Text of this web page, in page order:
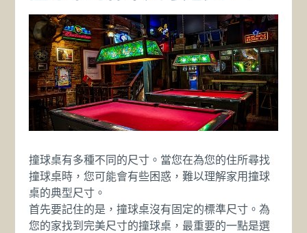
規
則
知
識
撞球桌有多種不同的尺寸。當您在為您的住所尋找
撞球桌時，您可能會有些困惑，難以理解家用撞球
桌的典型尺寸。
首先要記住的是，撞球桌沒有固定的標準尺寸。為
您的家找到完美尺寸的撞球桌，最重要的一點是選